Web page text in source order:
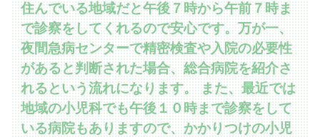
住んでいる地域だと午後７時から午前７時ま
で診察をしてくれるので安心です。万が一、
夜間急病センターで精密検査や入院の必要性
があると判断された場合、総合病院を紹介さ
れるという流れになります。 また、最近では
地域の小児科でも午後１０時まで診察をして
いる病院もありますので、かかりつけの小児